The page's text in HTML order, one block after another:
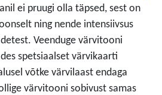
ei pruugi olla täpsed, sest on
ning nende intensiivsus
Veenduge värvitooni
spetsiaalset värvikaarti
võtke värvilaast endaga
värvitooni sobivust samas